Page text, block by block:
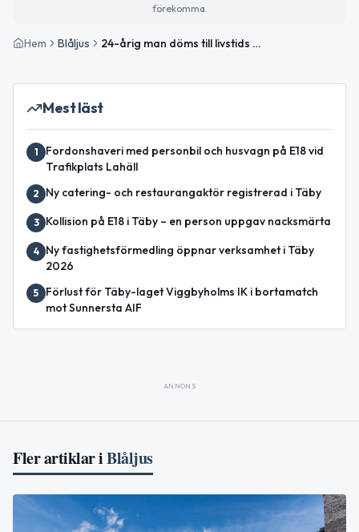
förekomma.
Hem Blåljus 24-årig man döms till livstids fängelse för dubbelmordet i Järfälla
Mest läst
1
Fordonshaveri med personbil och husvagn på E18 vid
Trafikplats Lahäll
2 Ny catering- och restaurangaktör registrerad i Täby
3 Kollision på E18 i Täby – en person uppgav nacksmärta
4
Ny fastighetsförmedling öppnar verksamhet i Täby
2026
5
Förlust för Täby-laget Viggbyholms IK i bortamatch
mot Sunnersta AIF
ANNONS
Fler artiklar iBlåljus